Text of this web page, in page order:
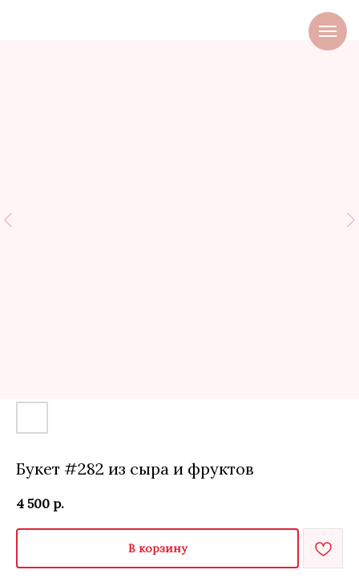
Букет #282 из сыра и фруктов
4 500 р.
В корзину